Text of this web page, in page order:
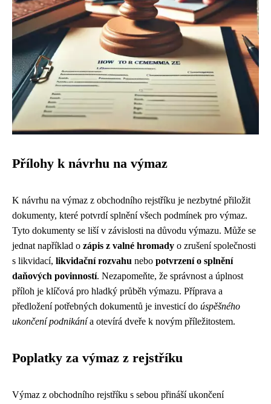
Přílohy k návrhu na výmaz
K návrhu na výmaz z obchodního rejstříku je nezbytné přiložit
dokumenty, které potvrdí splnění všech podmínek pro výmaz.
Tyto dokumenty se liší v závislosti na důvodu výmazu. Může se
jednat například o zápis z valné hromady o zrušení společnosti
s likvidací, likvidační rozvahu nebo potvrzení o splnění
daňových povinností. Nezapomeňte, že správnost a úplnost
příloh je klíčová pro hladký průběh výmazu. Příprava a
předložení potřebných dokumentů je investicí do úspěšného
ukončení podnikánía otevírá dveře k novým příležitostem.
Poplatky za výmaz z rejstříku
Výmaz z obchodního rejstříku s sebou přináší ukončení